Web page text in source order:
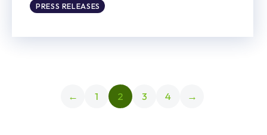
PRESS RELEASES
← 1 2 3 4 →